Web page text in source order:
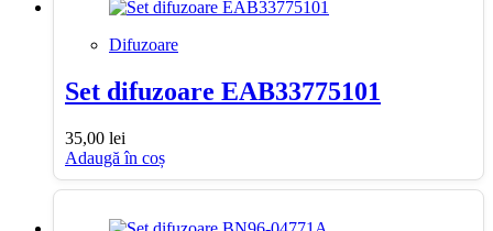
Difuzoare
Set difuzoare EAB33775101
35,00 lei
Adaugă în coș